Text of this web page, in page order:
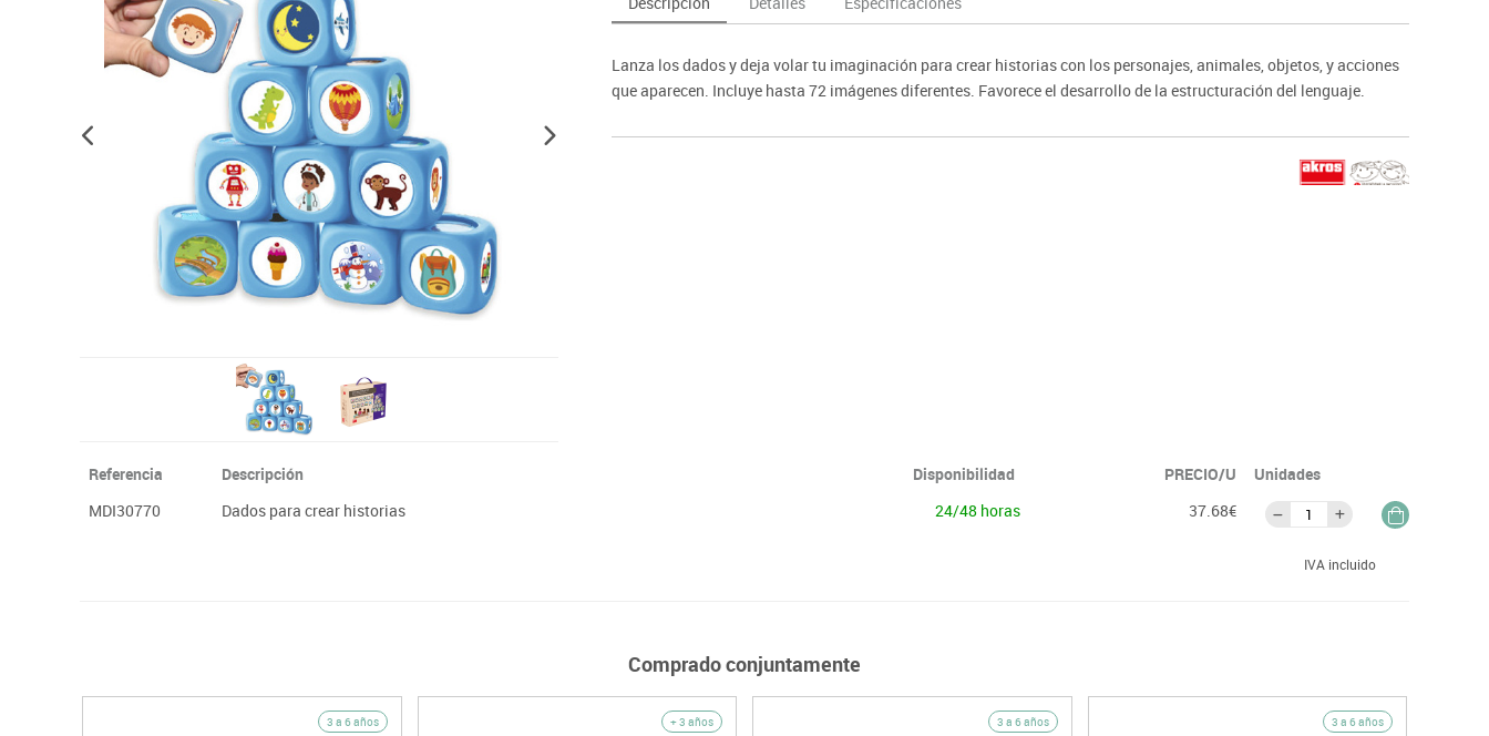
Informática
Manualidades
Material escolar
Plastifica, encuaderna, destruye
Papel y manipulados
Juegos heurísticos
Juegos de mesa
Juegos simbólicos
Deportes raqueta
Protección deportiva
Psicomotricidad
Monitores interactivos
Pantallas de proyección
Lanza los dados y deja volar tu imaginación para crear historias con los personajes, animales, objetos, y acciones
que aparecen. Incluye hasta 72 imágenes diferentes. Favorece el desarrollo de la estructuración del lenguaje.
Referencia Descripción Disponibilidad PRECIO/U
Unidades
MDI30770
Dados para crear historias 24/48 horas 37.68€
IVA incluido
Comprado conjuntamente
3 a 6 años + 3 años 3 a 6 años 3 a 6 años